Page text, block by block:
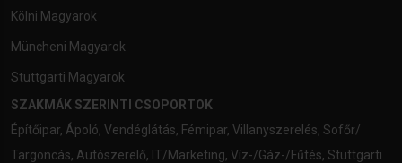
Kölni Magyarok
Müncheni Magyarok
Stuttgarti Magyarok
SZAKMÁK SZERINTI CSOPORTOK
Építőipar, Ápoló, Vendéglátás, Fémipar, Villanyszerelés, Sofőr/
Targoncás, Autószerelő, IT/Marketing, Víz-/Gáz-/Fűtés, Stuttgarti